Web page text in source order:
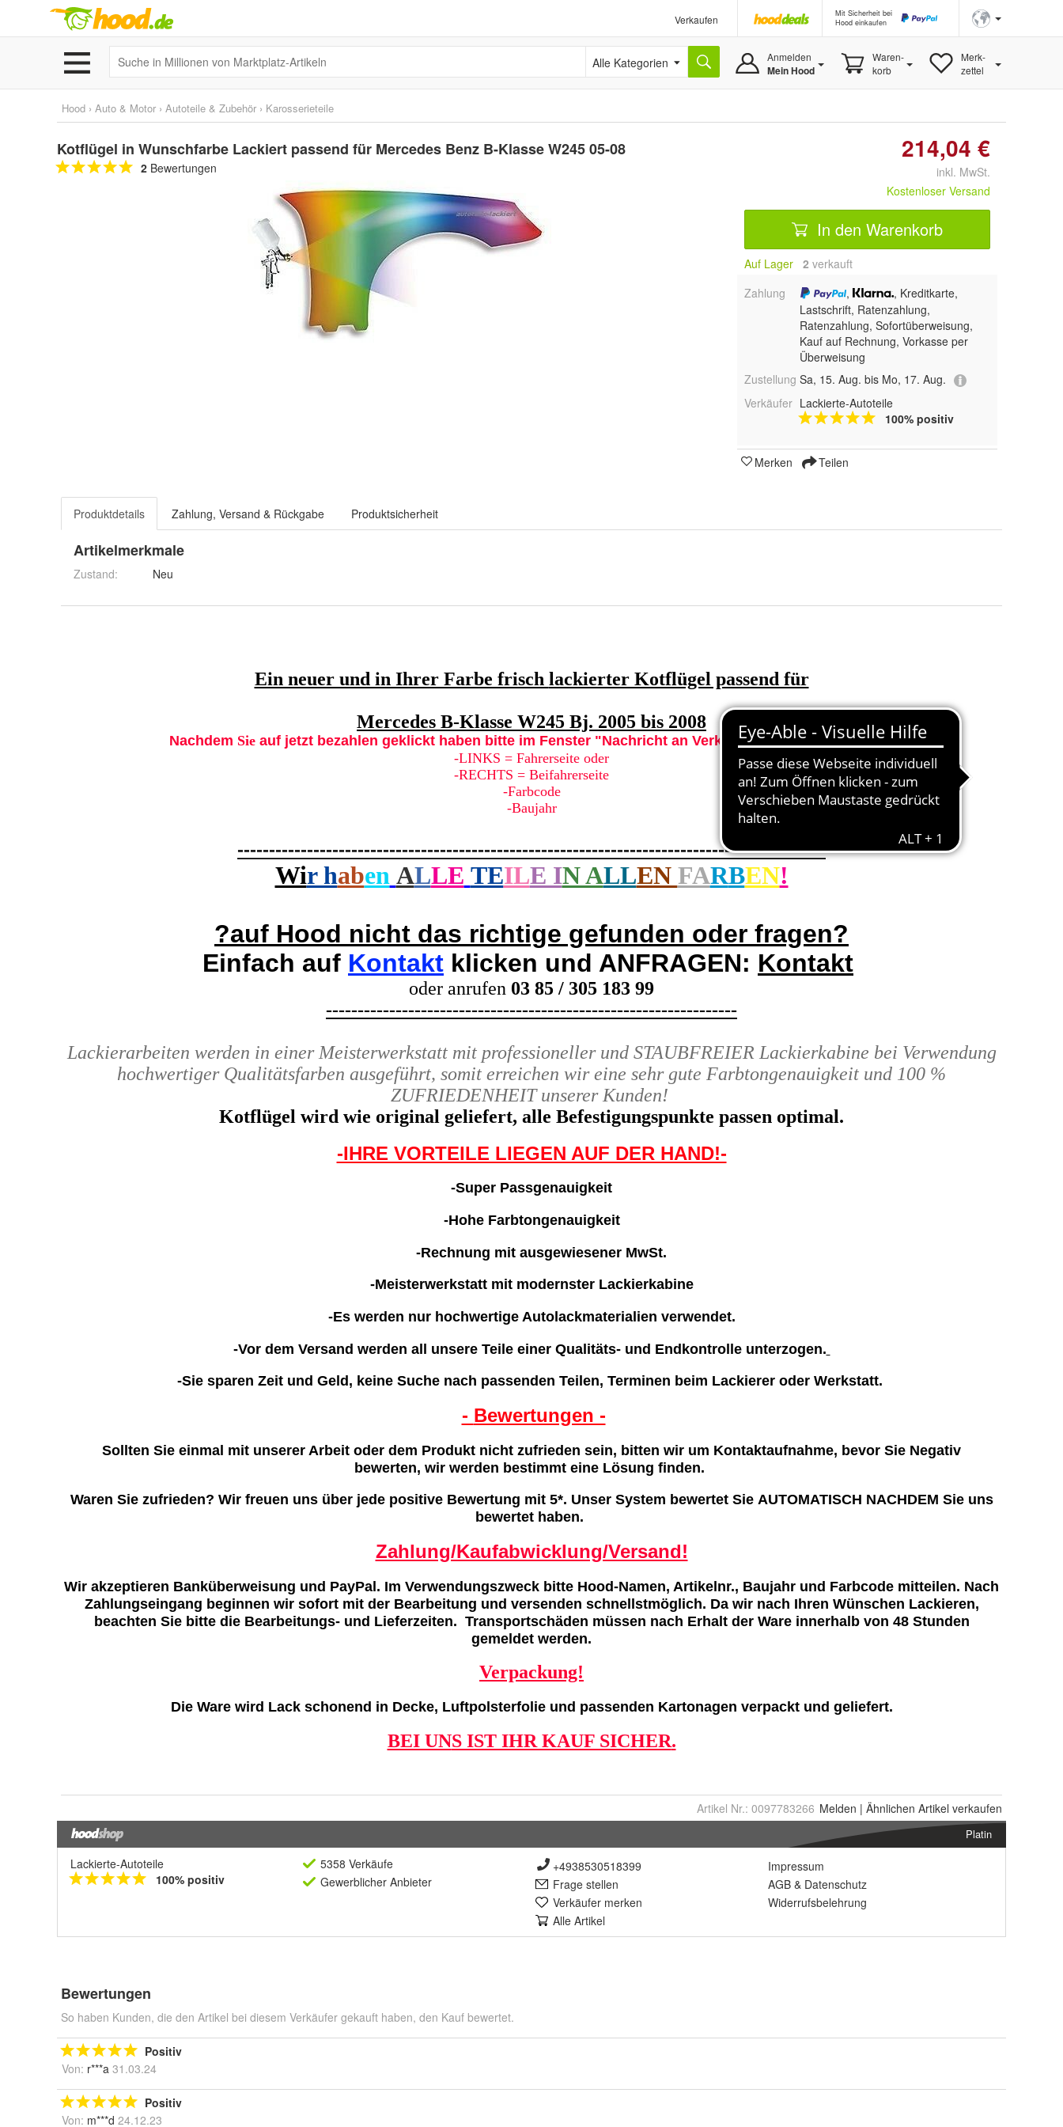
Verkaufen
Mit Sicherheit bei
Hood einkaufen
Alle Kategorien Anmelden
Mein Hood
Waren-
korb
Merk-
zettel
Hood › Auto & Motor › Autoteile & Zubehör › Karosserieteile
Kotflügel in Wunschfarbe Lackiert passend für Mercedes Benz B-Klasse W245 05-08
2 Bewertungen
214,04 €
inkl. MwSt.
Kostenloser Versand
In den Warenkorb
Auf Lager 2 verkauft
Zahlung
,
, Kreditkarte,
Lastschrift, Ratenzahlung,
Ratenzahlung, Sofortüberweisung,
Kauf auf Rechnung, Vorkasse per
Überweisung
Zustellung Sa, 15. Aug. bis Mo, 17. Aug.
Verkäufer Lackierte-Autoteile
100% positiv
Merken Teilen
Produktdetails Zahlung, Versand & Rückgabe Produktsicherheit
Artikelmerkmale
Zustand: Neu
Artikel Nr.: 0097783266 Melden | Ähnlichen Artikel verkaufen
Platin
Lackierte-Autoteile
100% positiv
5358 Verkäufe
Gewerblicher Anbieter
+4938530518399
Frage stellen
Verkäufer merken
Alle Artikel
Impressum
AGB & Datenschutz
Widerrufsbelehrung
Bewertungen
So haben Kunden, die den Artikel bei diesem Verkäufer gekauft haben, den Kauf bewertet.
Positiv
Von: r***a 31.03.24
Positiv
Von: m***d 24.12.23